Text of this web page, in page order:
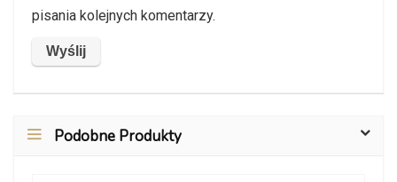
pisania kolejnych komentarzy.
Podobne Produkty